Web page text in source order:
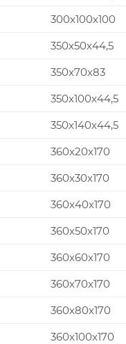
300x100x100
350x50x44,5
350x70x83
350x100x44,5
350x140x44,5
360x20x170
360x30x170
360x40x170
360x50x170
360x60x170
360x70x170
360x80x170
360x100x170